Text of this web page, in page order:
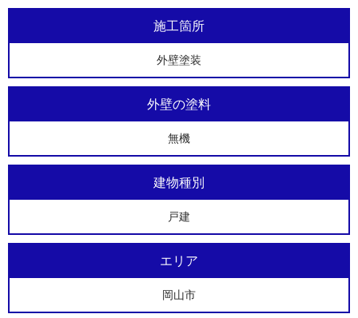
施工箇所
外壁塗装
外壁の塗料
無機
建物種別
戸建
エリア
岡山市